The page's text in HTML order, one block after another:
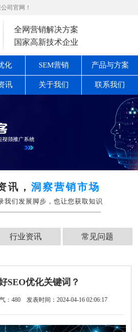
司官网！
全网营销解决方案
国家高新技术企业
化 SEM营销 产品与方案
讯 关于我们 联系我们
讯，洞察营销市场
我们发展脚步，也让您获取知识
行业资讯 常见问题
SEO优化关键词？
： 480 发表时间：2024-04-16 02:06:17